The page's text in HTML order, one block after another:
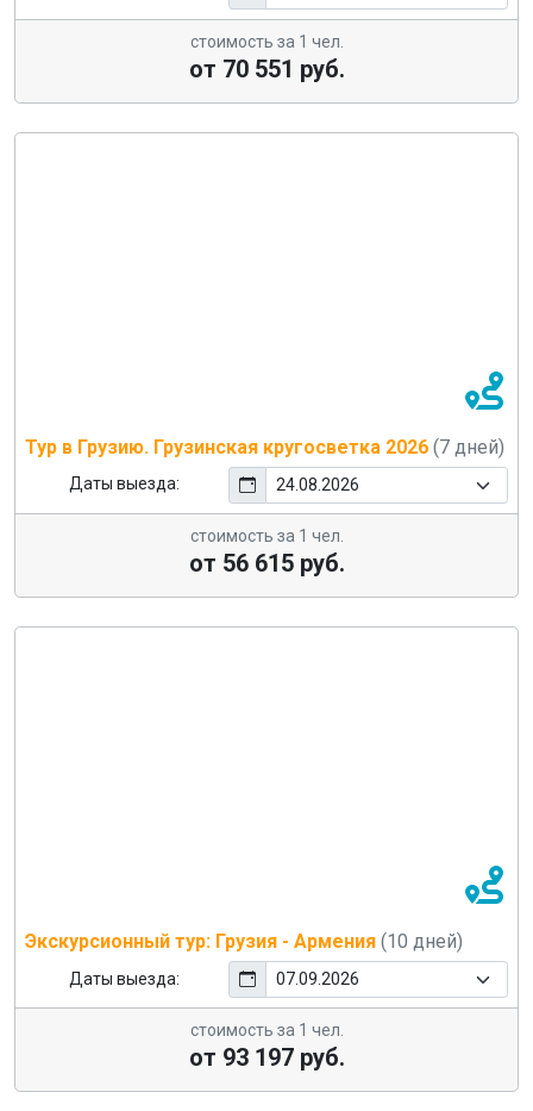
стоимость за 1 чел.
от 70 551 руб.
Тур в Грузию. Грузинская кругосветка 2026 (7 дней)
Даты выезда:
стоимость за 1 чел.
от 56 615 руб.
Экскурсионный тур: Грузия - Армения (10 дней)
Даты выезда:
стоимость за 1 чел.
от 93 197 руб.